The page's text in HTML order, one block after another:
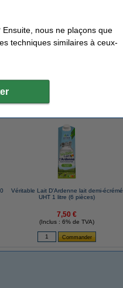
Véritable Lait D'Ardenne lait demi-écrémé
UHT 1 litre (6 pièces)
7,50 €
(Inclus : 6% de TVA)
Ensuite, nous ne plaçons que
techniques similaires à ceux-